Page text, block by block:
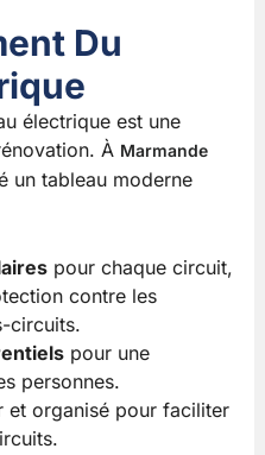
Du
électrique est une
À Marmande
un tableau moderne
pour chaque circuit,
contre les
circuits.
pour une
personnes.
et organisé pour faciliter